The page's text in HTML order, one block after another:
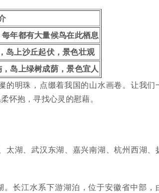
年都有大量候鸟在此栖息
岛上沙丘起伏，景色壮观
岛上绿树成荫，景色宜人
的明珠，点缀着我国的山水画卷。让我们
怀抱，寻找心灵的慰藉。
太湖、武汉东湖、嘉兴南湖、杭州西湖、
长江水系下游湖泊，位于安徽省中部，